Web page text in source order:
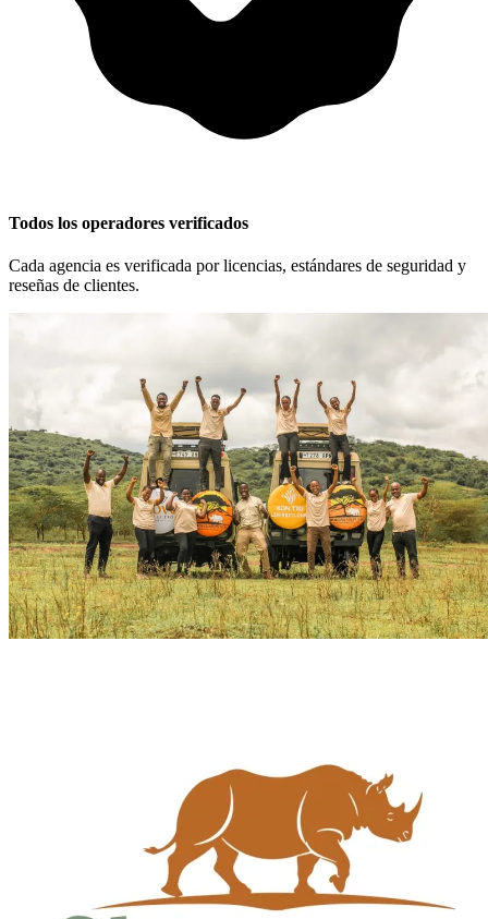
Todos los operadores verificados
Cada agencia es verificada por licencias, estándares de seguridad y
reseñas de clientes.